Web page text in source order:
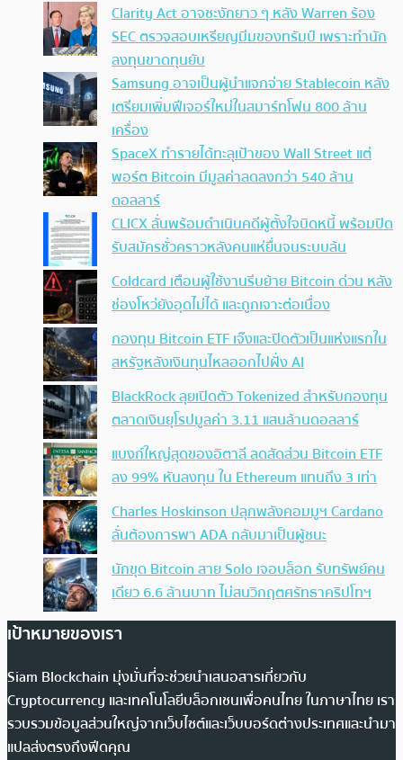
Clarity Act อาจชะงักยาว ๆ หลัง Warren ร้อง
SEC ตรวจสอบเหรียญมีมของทรัมป์ เพราะทำนัก
ลงทุนขาดทุนยับ
Samsung อาจเป็นผู้นำแจกจ่าย Stablecoin หลัง
เตรียมเพิ่มฟีเจอร์ใหม่ในสมาร์ทโฟน 800 ล้าน
เครื่อง
SpaceX ทำรายได้ทะลุเป้าของ Wall Street แต่
พอร์ต Bitcoin มีมูลค่าลดลงกว่า 540 ล้าน
ดอลลาร์
CLICX ลั่นพร้อมดำเนินคดีผู้ตั้งใจบิดหนี้ พร้อมปิด
รับสมัครชั่วคราวหลังคนแห่ยื่นจนระบบล้น
Coldcard เตือนผู้ใช้งานรีบย้าย Bitcoin ด่วน หลัง
ช่องโหว่ยังอุดไม่ได้ และถูกเจาะต่อเนื่อง
กองทุน Bitcoin ETF เจ๊งและปิดตัวเป็นแห่งแรกใน
สหรัฐหลังเงินทุนไหลออกไปฝั่ง AI
BlackRock ลุยเปิดตัว Tokenized สำหรับกองทุน
ตลาดเงินยุโรปมูลค่า 3.11 แสนล้านดอลลาร์
แบงก์ใหญ่สุดของอิตาลี ลดสัดส่วน Bitcoin ETF
ลง 99% หันลงทุน ใน Ethereum แทนถึง 3 เท่า
Charles Hoskinson ปลุกพลังคอมมูฯ Cardano
ลั่นต้องการพา ADA กลับมาเป็นผู้ชนะ
นักขุด Bitcoin สาย Solo เจอบล็อก รับทรัพย์คน
เดียว 6.6 ล้านบาท ไม่สนวิกฤตศรัทธาคริปโทฯ
เป้าหมายของเรา
Siam Blockchain มุ่งมั่นที่จะช่วยนำเสนอสารเกี่ยวกับ
Cryptocurrency และเทคโนโลยีบล็อกเชนเพื่อคนไทย ในภาษาไทย เรา
รวบรวมข้อมูลส่วนใหญ่จากเว็บไซต์และเว็บบอร์ดต่างประเทศและนำมา
แปลส่งตรงถึงฟีดคุณ